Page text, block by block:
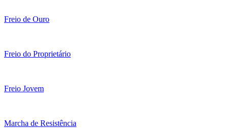
Freio de Ouro
Freio do Proprietário
Freio Jovem
Marcha de Resistência